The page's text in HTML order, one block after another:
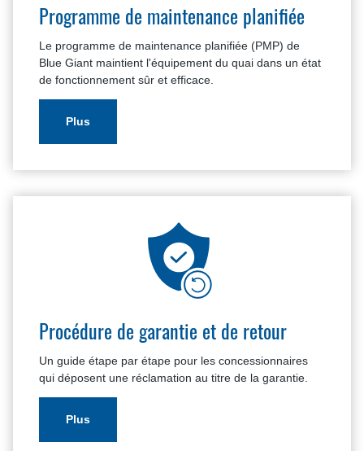
Programme de maintenance planifiée
Le programme de maintenance planifiée (PMP) de
Blue Giant maintient l'équipement du quai dans un état
de fonctionnement sûr et efficace.
Plus
Procédure de garantie et de retour
Un guide étape par étape pour les concessionnaires
qui déposent une réclamation au titre de la garantie.
Plus